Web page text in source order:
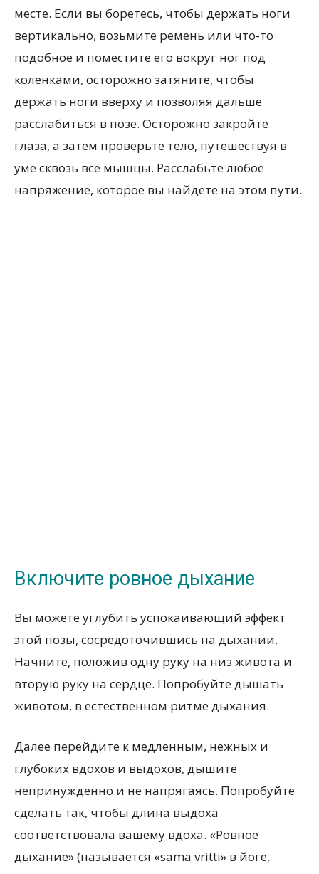
месте. Если вы боретесь, чтобы держать ноги
вертикально, возьмите ремень или что-то
подобное и поместите его вокруг ног под
коленками, осторожно затяните, чтобы
держать ноги вверху и позволяя дальше
расслабиться в позе. Осторожно закройте
глаза, а затем проверьте тело, путешествуя в
уме сквозь все мышцы. Расслабьте любое
напряжение, которое вы найдете на этом пути.
Включите ровное дыхание
Вы можете углубить успокаивающий эффект
этой позы, сосредоточившись на дыхании.
Начните, положив одну руку на низ живота и
вторую руку на сердце. Попробуйте дышать
животом, в естественном ритме дыхания.
Далее перейдите к медленным, нежных и
глубоких вдохов и выдохов, дышите
непринужденно и не напрягаясь. Попробуйте
сделать так, чтобы длина выдоха
соответствовала вашему вдоха. «Ровное
дыхание» (называется «sama vritti» в йоге,